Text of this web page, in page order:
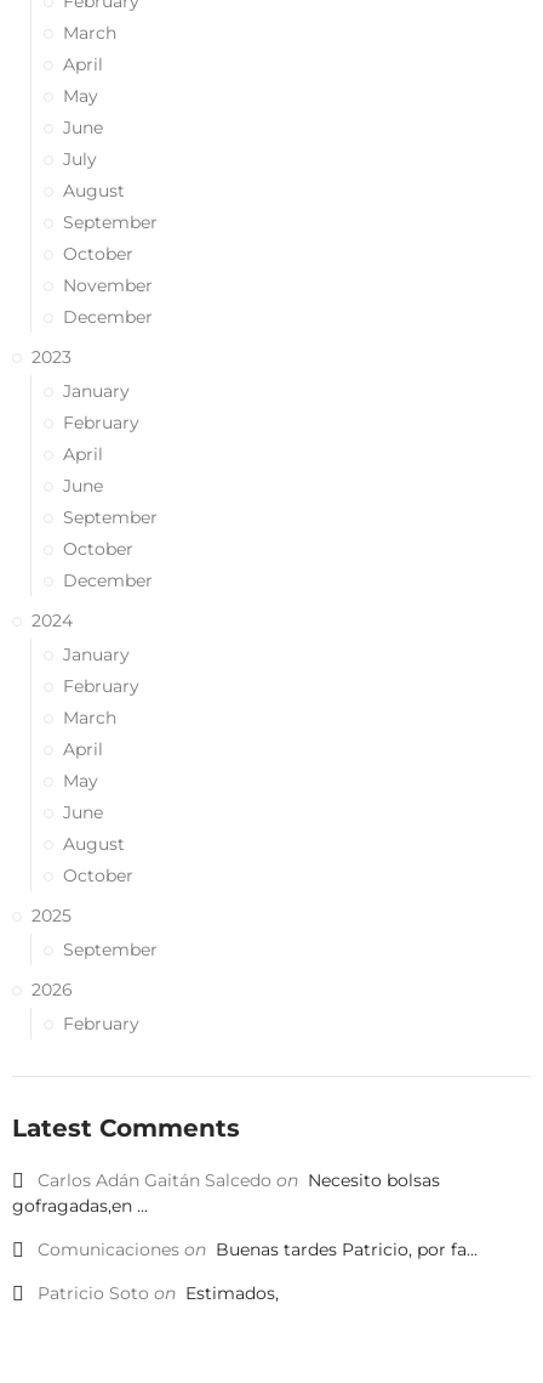
March
April
May
June
July
August
September
October
November
December
2023
January
February
April
June
September
October
December
2024
January
February
March
April
May
June
August
October
2025
September
2026
February
Latest Comments
Carlos Adán Gaitán Salcedo on Necesito bolsas
gofragadas,en ...
Comunicaciones on Buenas tardes Patricio, por fa...
Patricio Soto on Estimados,